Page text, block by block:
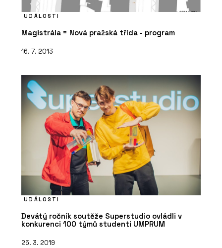
UDÁLOSTI
Magistrála = Nová pražská třída - program
16. 7. 2013
UDÁLOSTI
Devátý ročník soutěže Superstudio ovládli v
konkurenci 100 týmů studenti UMPRUM
25. 3. 2019